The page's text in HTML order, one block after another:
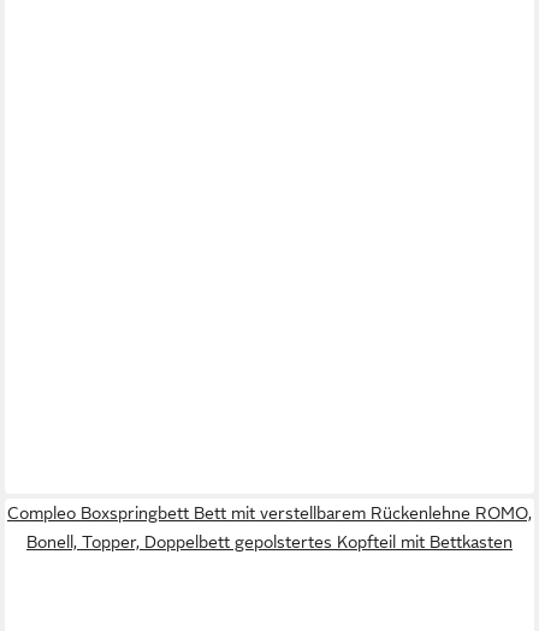
Compleo Boxspringbett Bett mit verstellbarem Rückenlehne ROMO,
Bonell, Topper, Doppelbett gepolstertes Kopfteil mit Bettkasten